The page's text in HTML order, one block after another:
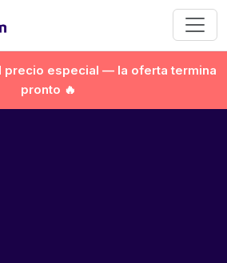
precio especial — la oferta termina
pronto 🔥